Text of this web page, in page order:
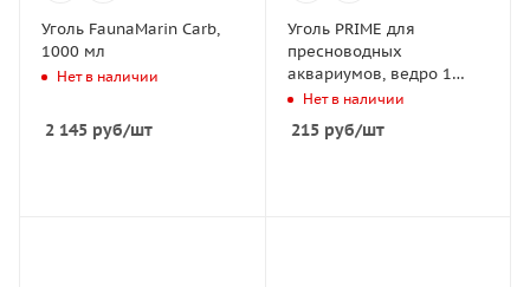
Уголь FaunaMarin Carb,
1000 мл
Нет в наличии
2 145 руб/шт
Уголь PRIME для
пресноводных
аквариумов, ведро 1
литрНет в наличии
215руб/шт